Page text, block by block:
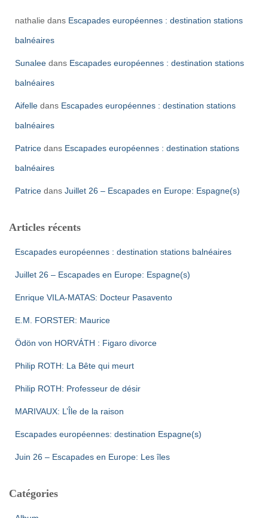
nathalie dans Escapades européennes : destination stations
balnéaires
Sunalee dans Escapades européennes : destination stations
balnéaires
Aifelle dans Escapades européennes : destination stations
balnéaires
Patrice dans Escapades européennes : destination stations
balnéaires
Patrice dans Juillet 26 – Escapades en Europe: Espagne(s)
Articles récents
Escapades européennes : destination stations balnéaires
Juillet 26 – Escapades en Europe: Espagne(s)
Enrique VILA-MATAS: Docteur Pasavento
E.M. FORSTER: Maurice
Ödön von HORVÁTH : Figaro divorce
Philip ROTH: La Bête qui meurt
Philip ROTH: Professeur de désir
MARIVAUX: L’Île de la raison
Escapades européennes: destination Espagne(s)
Juin 26 – Escapades en Europe: Les îles
Catégories